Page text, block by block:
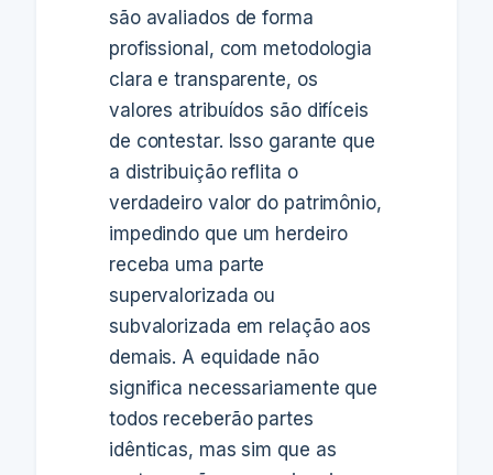
são avaliados de forma
profissional, com metodologia
clara e transparente, os
valores atribuídos são difíceis
de contestar. Isso garante que
a distribuição reflita o
verdadeiro valor do patrimônio,
impedindo que um herdeiro
receba uma parte
supervalorizada ou
subvalorizada em relação aos
demais. A equidade não
significa necessariamente que
todos receberão partes
idênticas, mas sim que as